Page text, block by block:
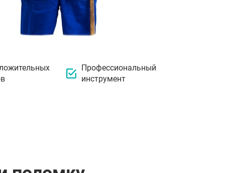
Профессиональный
инструмент